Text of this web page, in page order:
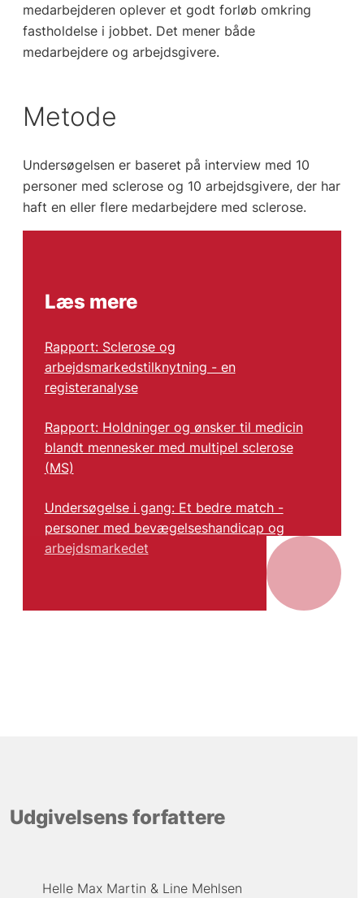
medarbejderen oplever et godt forløb omkring
fastholdelse i jobbet. Det mener både
medarbejdere og arbejdsgivere.
Metode
Undersøgelsen er baseret på interview med 10
personer med sclerose og 10 arbejdsgivere, der har
haft en eller flere medarbejdere med sclerose.
Læs mere
Rapport: Sclerose og
arbejdsmarkedstilknytning - en
registeranalyse
Rapport: Holdninger og ønsker til medicin
blandt mennesker med multipel sclerose
(MS)
Undersøgelse i gang: Et bedre match -
personer med bevægelseshandicap og
arbejdsmarkedet
Udgivelsens forfattere
Helle Max Martin Line Mehlsen